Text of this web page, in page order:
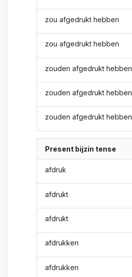
zou afgedrukt hebben
zou afgedrukt hebben
zouden afgedrukt hebben
zouden afgedrukt hebben
zouden afgedrukt hebben
Present bijzin tense
afdruk
afdrukt
afdrukt
afdrukken
afdrukken